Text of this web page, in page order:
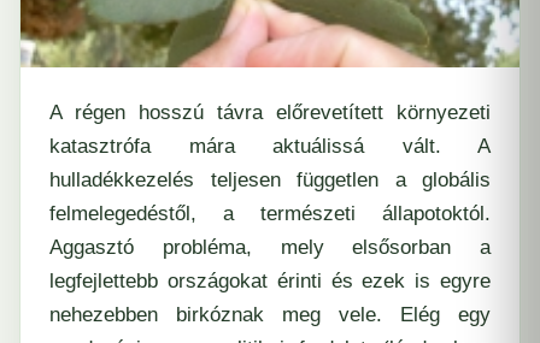
A régen hosszú távra előrevetített környezeti
katasztrófa mára aktuálissá vált. A
hulladékkezelés teljesen független a globális
felmelegedéstől, a természeti állapotoktól.
Aggasztó probléma, mely elsősorban a
legfejlettebb országokat érinti és ezek is egyre
nehezebben birkóznak meg vele. Elég egy